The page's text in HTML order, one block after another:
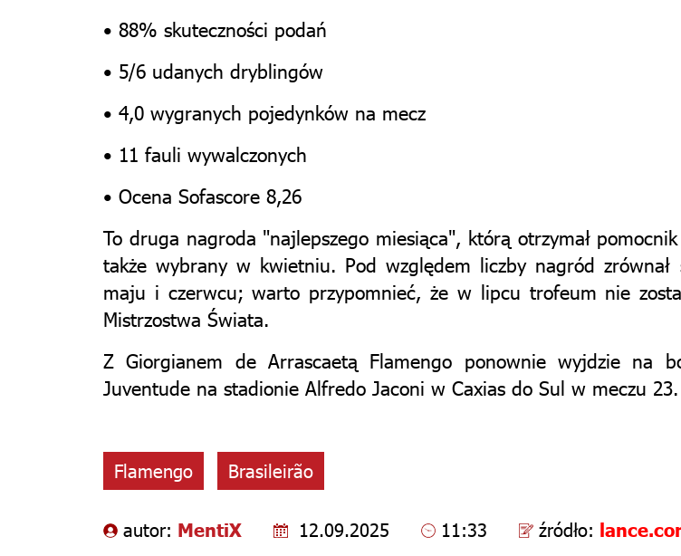
• 88% skuteczności podań
• 5/6 udanych dryblingów
• 4,0 wygranych pojedynków na mecz
• 11 fauli wywalczonych
• Ocena Sofascore 8,26
To druga nagroda "najlepszego miesiąca", którą otrzymał
także wybrany w kwietniu. Pod względem liczby nagród
maju i czerwcu; warto przypomnieć, że w lipcu trofeum nie
Mistrzostwa Świata.
Z Giorgianem de Arrascaetą Flamengo ponownie wyjdzie na
Juventude na stadionie Alfredo Jaconi w Caxias do Sul w meczu
Flamengo Brasileirão
autor: MentiX 12.09.2025 11:33 źródło: